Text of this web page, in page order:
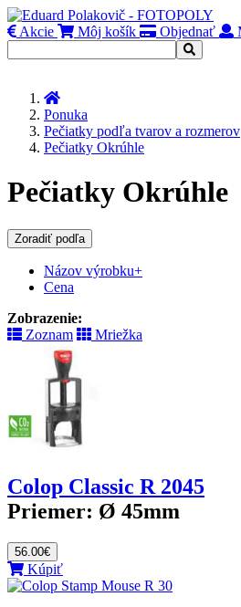
Akcie Môj košík Objednať
Úvod
Ponuka
Pečiatky podľa tvarov a rozmerov
Pečiatky Okrúhle
Pečiatky Okrúhle
Zoradiť podľa
Názov výrobku+
Cena
Zobrazenie:
Zoznam
Mriežka
Colop Classic R 2045
Priemer: Ø 45mm
56.00€
Kúpiť